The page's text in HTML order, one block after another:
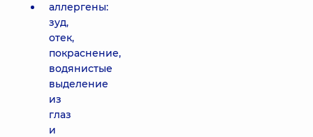
аллергены:
зуд,
отек,
покраснение,
водянистые
выделение
из
глаз
и